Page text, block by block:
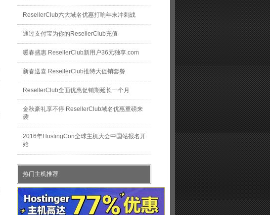
ResellerClub六大域名优惠打响年末冲刺战
通过支付宝为你的ResellerClub充值
暖春盛惠 ResellerClub新用户36元独享.com
新春送喜 ResellerClub推特大促销套餐
ResellerClub全面优惠促销期延长一个月
金秋豪礼享不停 ResellerClub域名优惠重磅来
袭
2016年HostingCon全球主机大会中国站报名开
始
热门主机推荐